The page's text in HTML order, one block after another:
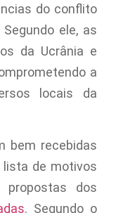
do conflito
ele, as
da Ucrânia e
a
locais da
bem recebidas
lista de motivos
dos
. Segundo o